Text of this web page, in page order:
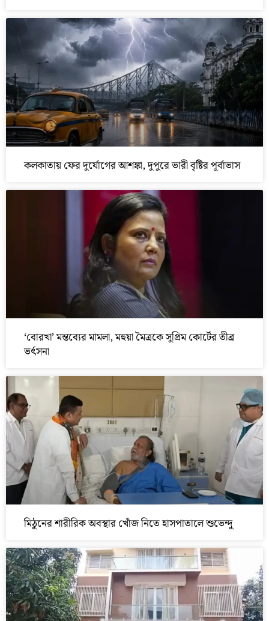
কলকাতায় ফের দুর্যোগের আশঙ্কা, দুপুরে ভারী বৃষ্টির পূর্বাভাস
‘বোরখা’ মন্তব্যের মামলা, মহুয়া মৈত্রকে সুপ্রিম কোর্টের তীব্র
ভর্ৎসনা
মিঠুনের শারীরিক অবস্থার খোঁজ নিতে হাসপাতালে শুভেন্দু